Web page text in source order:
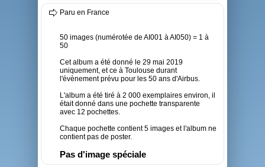
Paru en France
50 images (numérotée de AI001 à AI050) = 1 à
50
Cet album a été donné le 29 mai 2019
uniquement, et ce à Toulouse durant
l'évènement prévu pour les 50 ans d'Airbus.
L'album a été tiré à 2 000 exemplaires environ, il
était donné dans une pochette transparente
avec 12 pochettes.
Chaque pochette contient 5 images et l'album ne
contient pas de poster.
Pas d'image spéciale